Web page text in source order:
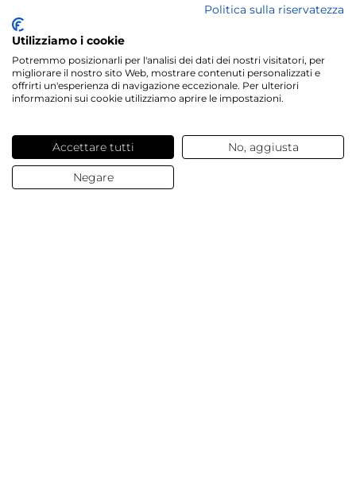
Politica sulla riservatezza
Utilizziamo i cookie
Potremmo posizionarli per l'analisi dei dati dei nostri visitatori, per
migliorare il nostro sito Web, mostrare contenuti personalizzati e
offrirti un'esperienza di navigazione eccezionale. Per ulteriori
informazioni sui cookie utilizziamo aprire le impostazioni.
Accettare tutti No, aggiusta
Negare